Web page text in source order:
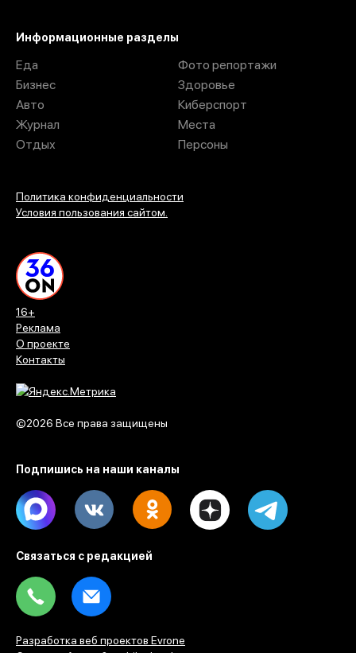
разных городов сошлись в командных поединках
под контролем судей, а посмотреть на
соревнования могли все желающие.
Суббота выдалась по-настоящему жаркой. Уже к часу
дня к спортивному корту начали стягиваться крепкие
два часа.
площадку, корт постепенно преображался. На
ограждениях один за другим появлялись плакаты
команд-участников, оформленные в старорусском
стиле, а из колонок зазвучала задорная русская
народная музыка.
Спасаясь от августовского солнца, участники
деревьев. Кто-то оживленно обсуждал предстоящие
удары. Время от времени над площадкой разносилось:
«Один за всех — и все за одного».
Однако два часа ожидания перед стартом успели
измотать некоторых бойцов.
уже, — посетовал один из собравшихся.